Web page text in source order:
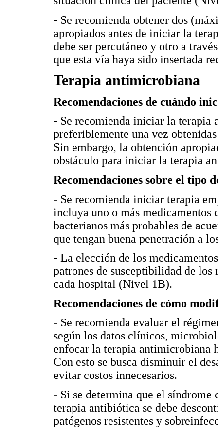
- Se recomienda obtener dos
apropiados antes de iniciar la
debe ser percutáneo y otro a
que esta vía haya sido insertada
Terapia antimicrobiana
Recomendaciones de cuándo
- Se recomienda iniciar la terapia
preferiblemente una vez
Sin embargo, la obtención
obstáculo para iniciar la terapia
Recomendaciones sobre el tipo
- Se recomienda iniciar terapia
incluya uno o más medicamentos
bacterianos más probables de
que tengan buena penetración a
- La elección de los
patrones de susceptibilidad de
cada hospital (Nivel 1B).
Recomendaciones de cómo
- Se recomienda evaluar el
según los datos clínicos,
enfocar la terapia antimicrobiana
Con esto se busca disminuir el
evitar costos innecesarios.
- Si se determina que el síndrome
terapia antibiótica se debe
patógenos resistentes y